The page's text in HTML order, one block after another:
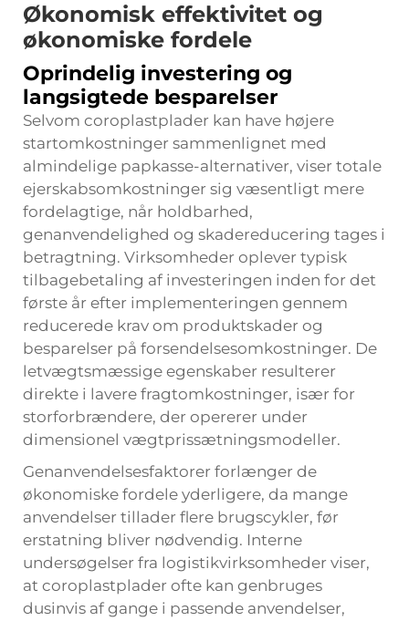
Økonomisk effektivitet og
økonomiske fordele
Oprindelig investering og
langsigtede besparelser
Selvom coroplastplader kan have højere
startomkostninger sammenlignet med
almindelige papkasse-alternativer, viser totale
ejerskabsomkostninger sig væsentligt mere
fordelagtige, når holdbarhed,
genanvendelighed og skadereducering tages i
betragtning. Virksomheder oplever typisk
tilbagebetaling af investeringen inden for det
første år efter implementeringen gennem
reducerede krav om produktskader og
besparelser på forsendelsesomkostninger. De
letvægtsmæssige egenskaber resulterer
direkte i lavere fragtomkostninger, især for
storforbrændere, der opererer under
dimensionel vægtprissætningsmodeller.
Genanvendelsesfaktorer forlænger de
økonomiske fordele yderligere, da mange
anvendelser tillader flere brugscykler, før
erstatning bliver nødvendig. Interne
undersøgelser fra logistikvirksomheder viser,
at coroplastplader ofte kan genbruges
dusinvis af gange i passende anvendelser,